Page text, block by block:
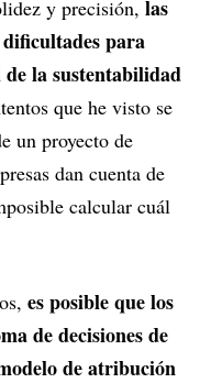
y precisión, las
para
la sustentabilidad
que he visto se
un proyecto de
dan cuenta de
calcular cuál
es posible que los
de decisiones de
de atribución